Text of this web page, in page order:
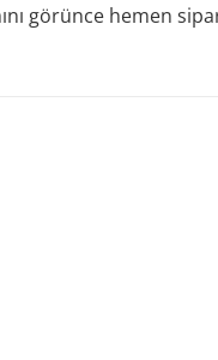
görünce hemen